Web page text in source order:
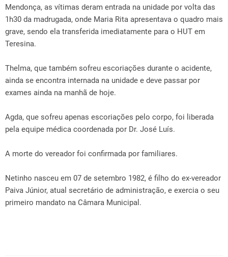
Mendonça, as vítimas deram entrada na unidade por volta das
1h30 da madrugada, onde Maria Rita apresentava o quadro mais
grave, sendo ela transferida imediatamente para o HUT em
Teresina.
Thelma, que também sofreu escoriações durante o acidente,
ainda se encontra internada na unidade e deve passar por
exames ainda na manhã de hoje.
Agda, que sofreu apenas escoriações pelo corpo, foi liberada
pela equipe médica coordenada por Dr. José Luís.
A morte do vereador foi confirmada por familiares.
Netinho nasceu em 07 de setembro 1982, é filho do ex-vereador
Paiva Júnior, atual secretário de administração, e exercia o seu
primeiro mandato na Câmara Municipal.